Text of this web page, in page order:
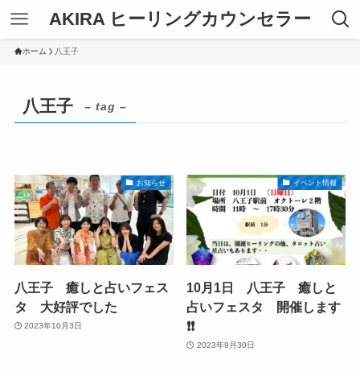
AKIRA ヒーリングカウンセラー
ホーム 八王子
八王子 – tag –
お知らせ
八王子 癒しと占いフェス
タ 大好評でした
2023年10月3日
イベント情報
10月1日 八王子 癒しと
占いフェスタ 開催します
❗️❗️
2023年9月30日